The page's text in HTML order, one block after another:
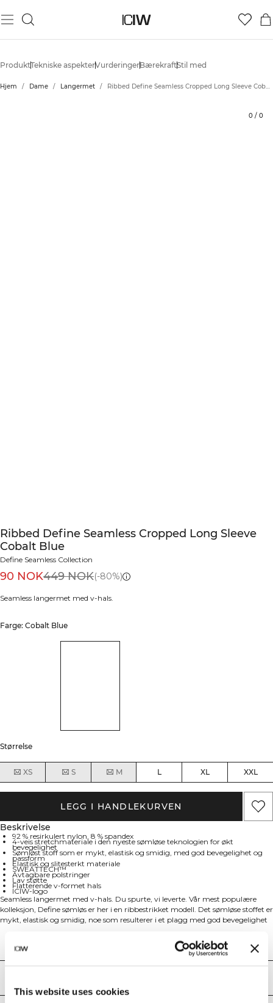
This website uses cookies
ProduktTekniske aspekterVurderingerBærekraftStil med
Hjem / Dame / Langermet / Ribbed Define Seamless Cropped Long Sleeve Cobalt Blue
0 / 0
Ribbed Define Seamless Cropped Long Sleeve
Cobalt Blue
Define Seamless Collection
90 NOK449 NOK(-80%)
Seamless langermet med v-hals.
Farge: Cobalt Blue
Størrelse
XS S M L XL XXL
LEGG I HANDLEKURVEN
Beskrivelse
92 % resirkulert nylon, 8 % spandex
4-veis stretchmateriale i den nyeste sømløse teknologien for økt
bevegelighet
Sømløst stoff som er mykt, elastisk og smidig, med god bevegelighet og
passform
Elastisk og slitesterkt materiale
SWEATTECH™
Avtagbare polstringer
Lav støtte
Flatterende v-formet hals
ICIW-logo
Seamless langermet med v-hals. Du spurte, vi leverte. Vår mest populære
kolleksjon, Define sømløs er her i en ribbestrikket modell. Det sømløse stoffet er
mykt, elastisk og smidig, noe som resulterer i et plagg med god bevegelighet
Sømløs til treningsklær til mange forskjellige typer trening. 4-veis
stretchmateriale i den nyeste sømløse teknologien øker bevegligheten under
treningen. Dette plagget har elastisk og slitesterkt materiale, ICIW-logo og
Tekniske egenskaper